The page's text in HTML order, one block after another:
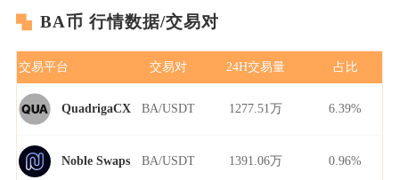
BA币 行情数据/交易对
交易平台 交易对 24H交易量 占比
QuadrigaCX BA/USDT 1277.51万 6.39%
Noble Swaps BA/USDT 1391.06万 0.96%